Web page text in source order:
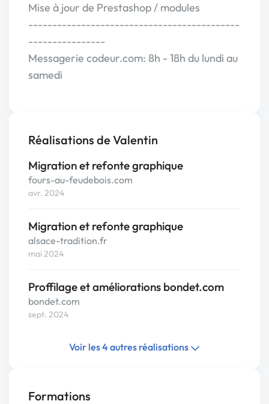
Mise à jour de Prestashop / modules
--------------------------------------------
----------------
Messagerie codeur.com: 8h - 18h du lundi au
samedi
Réalisations de Valentin
Migration et refonte graphique
fours-au-feudebois.com
avr. 2024
Migration et refonte graphique
alsace-tradition.fr
mai 2024
Proffilage et améliorations bondet.com
bondet.com
sept. 2024
Voir les 4 autres réalisations
Formations